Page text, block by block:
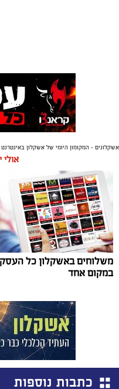
אשקלונים - המקומון היומי של אשקלון באינטרנט
אולי
משלוחים באשקלון כל
במקום אחד
כתבות נוספות